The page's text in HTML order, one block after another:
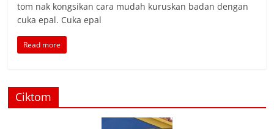
tom nak kongsikan cara mudah kuruskan badan dengan
cuka epal. Cuka epal
Read more
Ciktom